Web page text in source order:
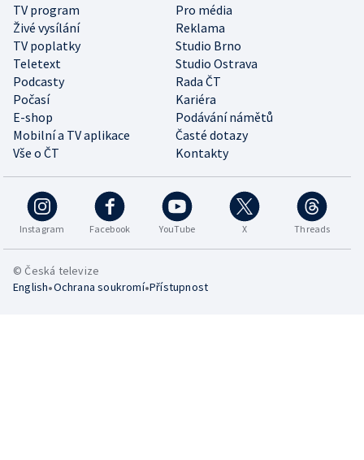
TV program
Pro média
Živé vysílání
Reklama
TV poplatky
Studio Brno
Teletext
Studio Ostrava
Podcasty
Rada ČT
Počasí
Kariéra
E-shop
Podávání námětů
Mobilní a TV aplikace
Časté dotazy
Vše o ČT
Kontakty
Instagram Facebook YouTube X Threads
© Česká televize
English•Ochrana soukromí•Přístupnost